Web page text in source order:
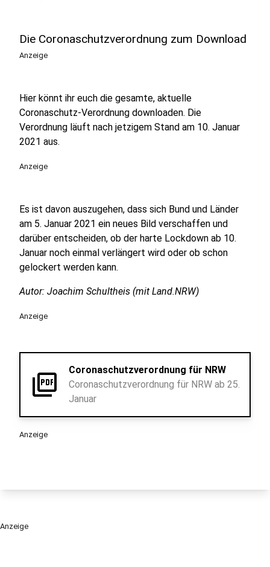
Die Coronaschutzverordnung zum Download
Anzeige
Hier könnt ihr euch die gesamte, aktuelle
Coronaschutz-Verordnung downloaden. Die
Verordnung läuft nach jetzigem Stand am 10. Januar
2021 aus.
Anzeige
Es ist davon auszugehen, dass sich Bund und Länder
am 5. Januar 2021 ein neues Bild verschaffen und
darüber entscheiden, ob der harte Lockdown ab 10.
Januar noch einmal verlängert wird oder ob schon
gelockert werden kann.
Autor: Joachim Schultheis (mit Land.NRW)
Anzeige
picture_as_pdf
Coronaschutzverordnung für NRW
Coronaschutzverordnung für NRW ab 25.
Januar
Anzeige
Anzeige